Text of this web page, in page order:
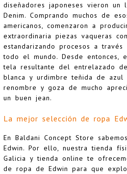
diseñadores japoneses vieron un
Denim. Comprando muchos de
americanos, comenzaron a
extraordinaria piezas vaqueras
estandarizando procesos a
todo el mundo. Desde entonces,
tela resultante del entrelazado
blanca y urdimbre teñida de azul
renombre y goza de mucho
un buen jean.
La mejor selección de ropa
En Baldani Concept Store
Edwin. Por ello, nuestra tienda
Galicia y tienda online te
de ropa de Edwin para que